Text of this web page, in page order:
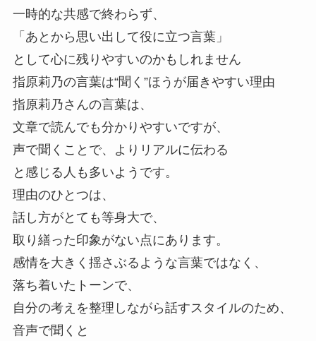
一時的な共感で終わらず、
「あとから思い出して役に立つ言葉」
として心に残りやすいのかもしれません
指原莉乃の言葉は“聞く”ほうが届きやすい理由
指原莉乃さんの言葉は、
文章で読んでも分かりやすいですが、
声で聞くことで、よりリアルに伝わる
と感じる人も多いようです。
理由のひとつは、
話し方がとても等身大で、
取り繕った印象がない点にあります。
感情を大きく揺さぶるような言葉ではなく、
落ち着いたトーンで、
自分の考えを整理しながら話すスタイルのため、
音声で聞くと